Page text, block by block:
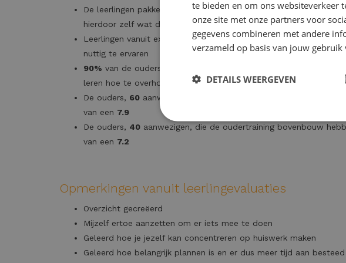
De leerlingen pakken er werkwijzen en leerstrategieën uit die
hierdoor zelf wat de voordelen en mogelijke nadelen zijn van
Leerlingen vanuit examenklassen geven aan de groepstrainingen
nuttig te ervaren
90% van de ouders die aanwezig waren tijdens de
leren hoe te overhoren, dagplanningen en
De ouders, 60 aanwezigen, die de oudertraining onderbouw
van een 7.9
De ouders, 40 aanwezigen, die de oudertraining bovenbouw
van een 7.2
Opmerkingen vanuit leerlingevaluaties
Overzicht gecreëerd
Mijzelf ertoe aanzetten om er iets mee te doen
Geleerd hoe je jezelf kan concentreren op huiswerk maken
Geleerd hoe belangrijk plannen is en er dus meer tijd aan
te bieden en om ons websiteverkeer
onze site met onze partners voor
gegevens combineren met andere
verzameld op basis van jouw gebruik
DETAILS WEERGEVEN